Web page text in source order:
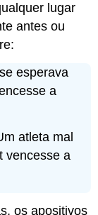
lugar
antes ou
esperava
a
atleta mal
vencesse a
os apositivos